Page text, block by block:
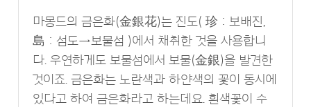
마몽드의 금은화(金銀花)는 진도( 珍 : 보배진,
島 : 섬도→보물섬 )에서 채취한 것을 사용합니
다. 우연하게도 보물섬에서 보물(金銀)을 발견한
것이죠. 금은화는 노란색과 하얀색의 꽃이 동시에
있다고 하여 금은화라고 하는데요. 흰색꽃이 수